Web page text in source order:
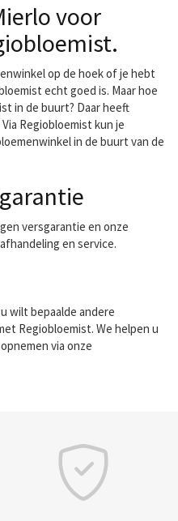
Geldrop ligt onze winkel,
gelegen tegenover de
imposante H. Brigidakerk.
voor alles wat met
bloemen te maken heeft.
Wilt u een bruiloft of
feest...
voor
op de hoek of je hebt
echt goed is. Maar hoe
in de buurt? Daar heeft
Regiobloemist kun je
in de buurt van de
versgarantie en onze
en service.
wilt bepaalde andere
Regiobloemist. We helpen u
via onze